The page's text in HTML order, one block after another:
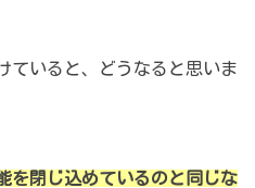
ていると、どうなると思いま
を閉じ込めているのと同じな